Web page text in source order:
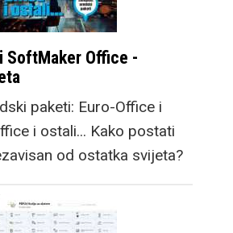
SoftMaker Office -
paketi: Euro-Office i
i ostali... Kako postati
od ostatka svijeta?